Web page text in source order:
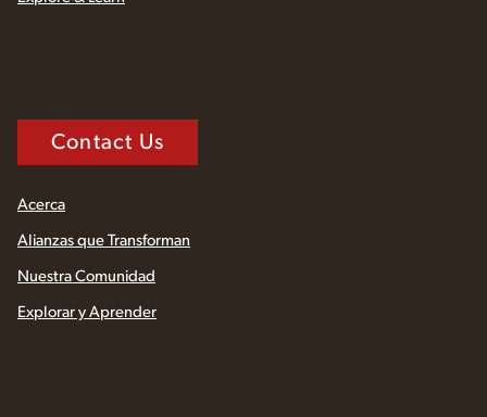
Contact Us
Acerca
Alianzas que Transforman
Nuestra Comunidad
Explorar y Aprender